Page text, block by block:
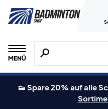
MENÜ
Suche nach
👟 Spare 20% auf alle